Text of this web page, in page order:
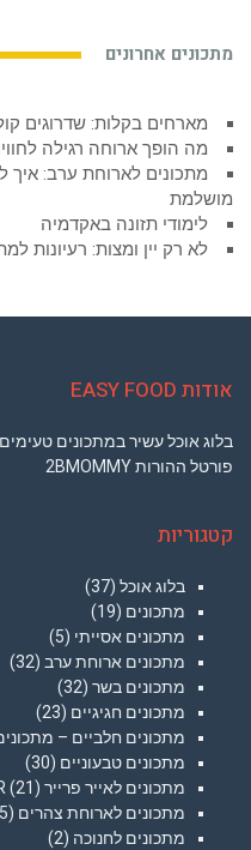
מתכונים אחרונים
מארחים בקלות: שדרוגים
מה הופך ארוחה רגילה
מתכונים לארוחת ערב: איך
מושלמת
לימודי תזונה באקדמיה
לא רק יין ומצות: רעיונות
אודות EASY FOOD
בלוג אוכל עשיר במתכונים
פורטל ההורות 2BMOMMY
קטגוריות
בלוג אוכל (37)
מתכונים (19)
מתכונים אסייתי (5)
מתכונים ארוחת ערב (32)
מתכונים בשר (32)
מתכונים חגיגיים (23)
מתכונים חלביים –
מתכונים טבעוניים (30)
מתכונים לאייר פרייר AIR FRYER (21)
מתכונים לארוחת צהרים (25)
מתכונים לחנוכה (2)